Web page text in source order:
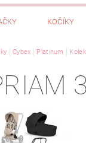
KOČÍKY
Cybex Platinum